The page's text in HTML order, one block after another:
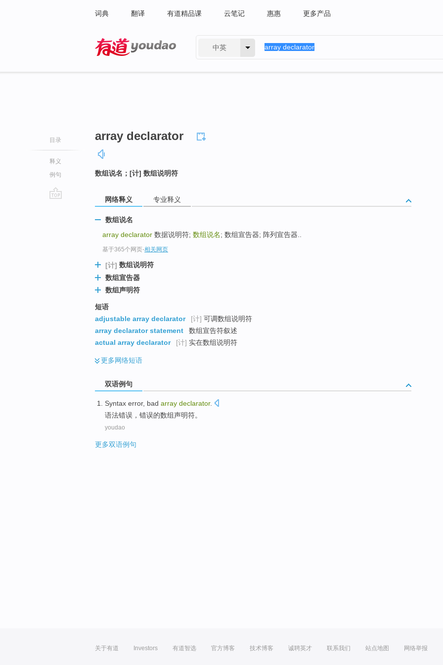
词典 翻译 有道精品课 云笔记 惠惠 更多产品
中英
目录
释义
例句
array declarator
数组说名；[计] 数组说明符
网络释义 专业释义
数组说名
array declarator 数据说明符; 数组说名; 数组宣告器; 阵列宣告器..
基于365个网页-相关网页
[计] 数组说明符
数组宣告器
数组声明符
短语
adjustable array declarator
[计] 可调数组说明符
array declarator statement
数组宣告符叙述
actual array declarator
[计] 实在数组说明符
更多网络短语
双语例句
Syntax error, bad array declarator.
语法错误 ， 错误的数组声明符。
youdao
更多双语例句
关于有道 Investors 有道智选 官方博客 技术博客 诚聘英才 联系我们 站点地图 网络举报